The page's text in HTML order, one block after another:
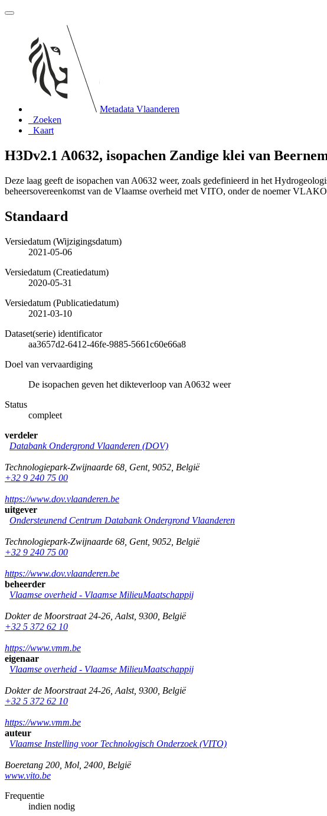
Metadata Vlaanderen
Zoeken
Kaart
H3Dv2.1 A0632, isopachen Zandige klei van
Deze laag geeft de isopachen van A0632 weer, zoals gedefinieerd in het
beheersovereenkomst van de Vlaamse overheid met VITO, onder de noemer
Standaard
Versiedatum (Wijzigingsdatum)
2021-05-06
Versiedatum (Creatiedatum)
2020-05-31
Versiedatum (Publicatiedatum)
2021-03-10
Dataset(serie) identificator
aa3657d2-6412-46fe-9885-5661c60e66a8
Doel van vervaardiging
De isopachen geven het dikteverloop van A0632 weer
Status
compleet
verdeler
Databank Ondergrond Vlaanderen (DOV)
Technologiepark-Zwijnaarde 68 Gent, 9052 België
+32 9 240 75 00
https://www.dov.vlaanderen.be
uitgever
Ondersteunend Centrum Databank Ondergrond Vlaanderen
Technologiepark-Zwijnaarde 68 Gent, 9052 België
+32 9 240 75 00
https://www.dov.vlaanderen.be
beheerder
Vlaamse overheid - Vlaamse MilieuMaatschappij
Dokter de Moorstraat 24-26 Aalst, 9300 België
+32 5 372 62 10
https://www.vmm.be
eigenaar
Vlaamse overheid - Vlaamse MilieuMaatschappij
Dokter de Moorstraat 24-26 Aalst, 9300 België
+32 5 372 62 10
https://www.vmm.be
auteur
Vlaamse Instelling voor Technologisch Onderzoek (VITO)
Boeretang 200 Mol 2400 België
www.vito.be
Frequentie
indien nodig